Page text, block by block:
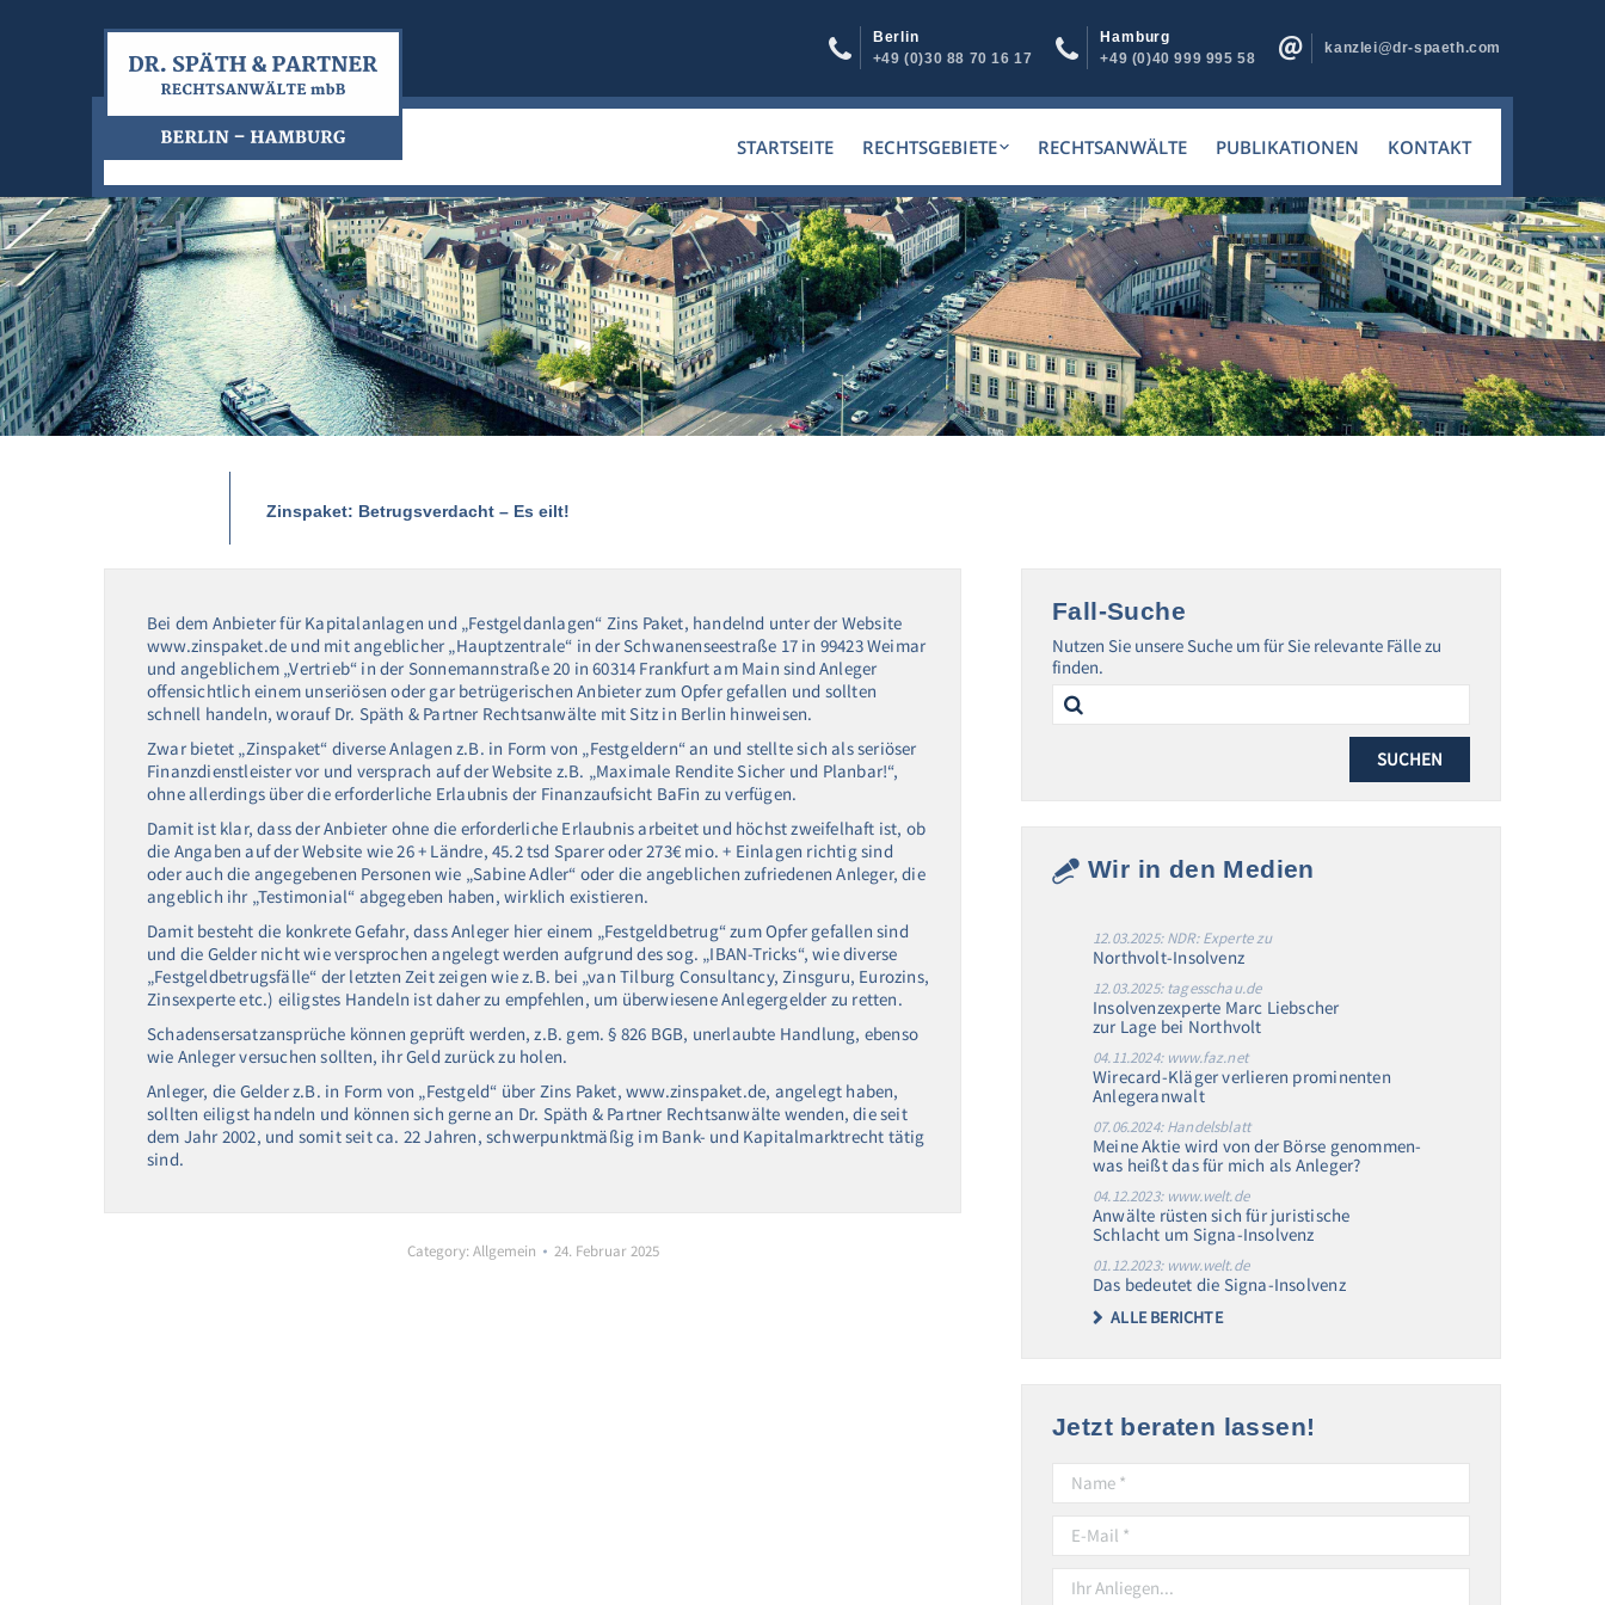
Berlin
+49 (0)30 88 70 16 17
Hamburg
+49 (0)40 999 995 58
kanzlei@dr-spaeth.com
STARTSEITE RECHTSGEBIETE RECHTSANWÄLTE PUBLIKATIONEN KONTAKT
Zinspaket: Betrugsverdacht – Es eilt!
Bei dem Anbieter für Kapitalanlagen und „Festgeldanlagen“ Zins Paket, handelnd unter der Website
www.zinspaket.de und mit angeblicher „Hauptzentrale“ in der Schwanenseestraße 17 in 99423 Weimar
und angeblichem „Vertrieb“ in der Sonnemannstraße 20 in 60314 Frankfurt am Main sind Anleger
offensichtlich einem unseriösen oder gar betrügerischen Anbieter zum Opfer gefallen und sollten
schnell handeln, worauf Dr. Späth & Partner Rechtsanwälte mit Sitz in Berlin hinweisen.
Zwar bietet „Zinspaket“ diverse Anlagen z.B. in Form von „Festgeldern“ an und stellte sich als seriöser
Finanzdienstleister vor und versprach auf der Website z.B. „Maximale Rendite Sicher und Planbar!“,
ohne allerdings über die erforderliche Erlaubnis der Finanzaufsicht BaFin zu verfügen.
Damit ist klar, dass der Anbieter ohne die erforderliche Erlaubnis arbeitet und höchst zweifelhaft ist, ob
die Angaben auf der Website wie 26 + Ländre, 45.2 tsd Sparer oder 273€ mio. + Einlagen richtig sind
oder auch die angegebenen Personen wie „Sabine Adler“ oder die angeblichen zufriedenen Anleger, die
angeblich ihr „Testimonial“ abgegeben haben, wirklich existieren.
Damit besteht die konkrete Gefahr, dass Anleger hier einem „Festgeldbetrug“ zum Opfer gefallen sind
und die Gelder nicht wie versprochen angelegt werden aufgrund des sog. „IBAN-Tricks“, wie diverse
„Festgeldbetrugsfälle“ der letzten Zeit zeigen wie z.B. bei „van Tilburg Consultancy, Zinsguru, Eurozins,
Zinsexperte etc.) eiligstes Handeln ist daher zu empfehlen, um überwiesene Anlegergelder zu retten.
Schadensersatzansprüche können geprüft werden, z.B. gem. § 826 BGB, unerlaubte Handlung, ebenso
wie Anleger versuchen sollten, ihr Geld zurück zu holen.
Anleger, die Gelder z.B. in Form von „Festgeld“ über Zins Paket, www.zinspaket.de, angelegt haben,
sollten eiligst handeln und können sich gerne an Dr. Späth & Partner Rechtsanwälte wenden, die seit
dem Jahr 2002, und somit seit ca. 22 Jahren, schwerpunktmäßig im Bank- und Kapitalmarktrecht tätig
sind.
Category:Allgemein 24. Februar 2025
Fall-Suche
Nutzen Sie unsere Suche um für Sie relevante Fälle zu
finden.
Search
for:
Wir in den Medien
12.03.2025: NDR: Experte zu
Northvolt-Insolvenz
12.03.2025: tagesschau.de
Insolvenzexperte Marc Liebscher
zur Lage bei Northvolt
04.11.2024: www.faz.net
Wirecard-Kläger verlieren prominenten
Anlegeranwalt
07.06.2024: Handelsblatt
Meine Aktie wird von der Börse genommen-
was heißt das für mich als Anleger?
04.12.2023: www.welt.de
Anwälte rüsten sich für juristische
Schlacht um Signa-Insolvenz
01.12.2023: www.welt.de
Das bedeutet die Signa-Insolvenz
ALLE BERICHTE
Jetzt beraten lassen!